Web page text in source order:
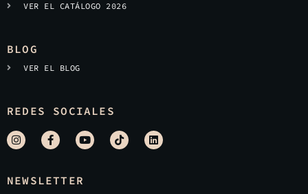
VER EL CATÁLOGO 2026
BLOG
VER EL BLOG
REDES SOCIALES
NEWSLETTER